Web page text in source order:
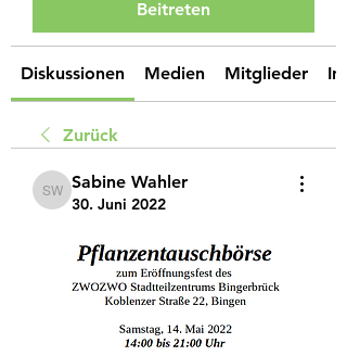
Beitreten
Diskussionen Medien Mitglieder
Zurück
Sabine Wahler
Sabine Wahler
30. Juni 2022